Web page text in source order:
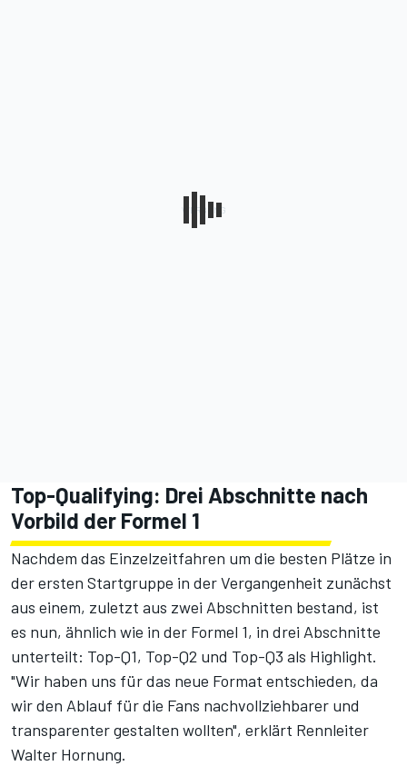
Top-Qualifying: Drei Abschnitte nach
Vorbild der Formel 1
Nachdem das Einzelzeitfahren um die besten Plätze in
der ersten Startgruppe in der Vergangenheit zunächst
aus einem, zuletzt aus zwei Abschnitten bestand, ist
es nun, ähnlich wie in der Formel 1, in drei Abschnitte
unterteilt: Top-Q1, Top-Q2 und Top-Q3 als Highlight.
"Wir haben uns für das neue Format entschieden, da
wir den Ablauf für die Fans nachvollziehbarer und
transparenter gestalten wollten", erklärt Rennleiter
Walter Hornung.